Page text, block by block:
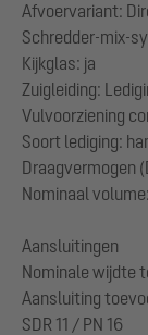
Afvoervariant:
Schredder-mix-
Kijkglas: ja
Zuigleiding:
Vulvoorziening
Soort lediging:
Draagvermogen
Nominaal
Aansluitingen
Nominale wijdte
Aansluiting
SDR 11 / PN 16